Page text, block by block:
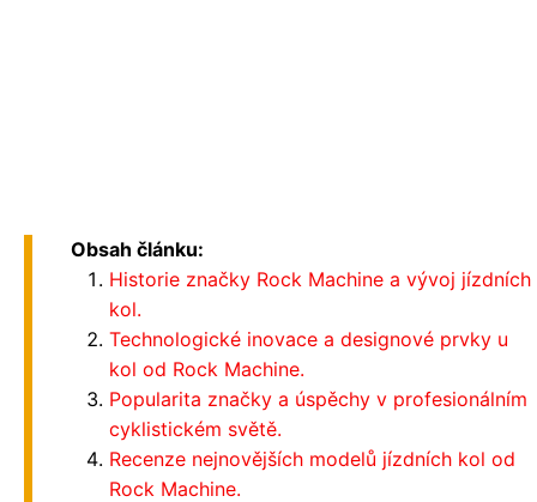
Obsah článku:
Historie značky Rock Machine a vývoj jízdních
kol.
Technologické inovace a designové prvky u
kol od Rock Machine.
Popularita značky a úspěchy v profesionálním
cyklistickém světě.
Recenze nejnovějších modelů jízdních kol od
Rock Machine.